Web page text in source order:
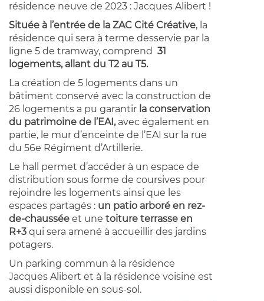
résidence neuve de 2023 : Jacques Alibert !
Située à l’entrée de la ZAC Cité Créative, la
résidence qui sera à terme desservie par la
ligne 5 de tramway, comprend 31
logements, allant du T2 au T5.
La création de 5 logements dans un
bâtiment conservé avec la construction de
26 logements a pu garantir la conservation
du patrimoine de l’EAI,avec également en
partie, le mur d’enceinte de l’EAI sur la rue
du 56e Régiment d’Artillerie.
Le hall permet d’accéder à un espace de
distribution sous forme de coursives pour
rejoindre les logements ainsi que les
espaces partagés : un patio arboré en rez-
de-chaussée et une toiture terrasse en
R+3 qui sera amené à accueillir des jardins
potagers.
Un parking commun à la résidence
Jacques Alibert et à la résidence voisine est
aussi disponible en sous-sol.